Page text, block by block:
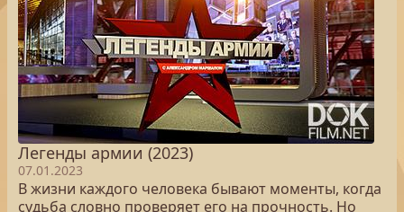
Легенды армии (2023)
07.01.2023
В жизни каждого человека бывают моменты, когда
судьба словно проверяет его на прочность. Но